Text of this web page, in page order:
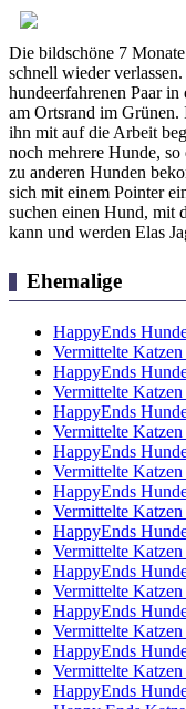
Die bildschöne 7
schnell wieder
hundeerfahrenen Paar
am Ortsrand im Grünen.
ihn mit auf die Arbeit
noch mehrere Hunde,
zu anderen Hunden
sich mit einem Pointer
suchen einen Hund, mit
kann und werden Elas
Ehemalige
HappyEnds
Vermittelte
HappyEnds
Vermittelte
HappyEnds
Vermittelte
HappyEnds
Vermittelte
HappyEnds
Vermittelte
HappyEnds
Vermittelte
HappyEnds
Vermittelte
HappyEnds
Vermittelte
HappyEnds
Vermittelte
HappyEnds